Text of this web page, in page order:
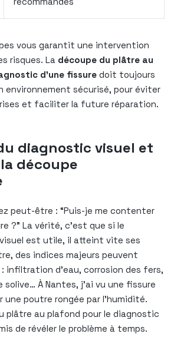
vous garantit une intervention
risques. La découpe du plâtre au
d’une fissure doit toujours
environnement sécurisé, pour éviter
et faciliter la future réparation.
diagnostic visuel et
découpe
peut-être : “Puis-je me contenter
?” La vérité, c’est que si le
est utile, il atteint vite ses
des indices majeurs peuvent
infiltration d’eau, corrosion des fers,
À Nantes, j’ai vu une fissure
poutre rongée par l’humidité.
plâtre au plafond pour le diagnostic
de révéler le problème à temps.